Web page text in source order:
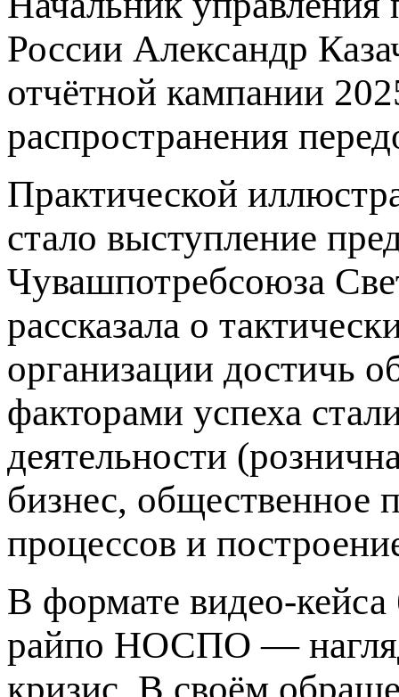
России Александр
отчётной кампании
распространения
Практической
стало выступление
Чувашпотребсоюза
рассказала о
организации достичь
факторами успеха
деятельности
бизнес, общественное
процессов и
В формате видео-
райпо НОСПО —
кризис. В своём